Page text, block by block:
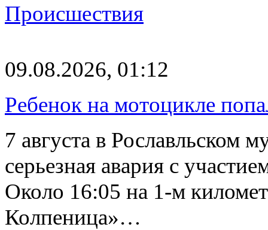
Происшествия
09.08.2026, 01:12
Ребенок на мотоцикле
7 августа в Рославльском
серьезная авария с
Около 16:05 на 1-м
Колпеница»…